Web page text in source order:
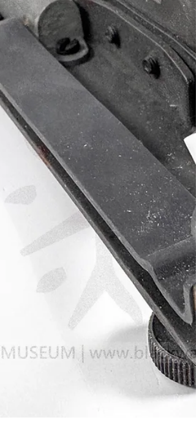
例可動人形（附Truppenfahrrad部隊自行車）
《Black Water Museum Collections | 黑水博物
館藏》 1. 基本資料 文物名稱：民國33年
（1944）法國戰區德意志國防軍二兵「迪特
（Dieter）1/6比例可動人形（附
部隊自行車） 英文名稱：WWII France 1944
— Wehrmacht Infantryman w/Bicycle (Schütze)
"Dieter", 1/6 Scale Fully Poseable 12" Action
Figure with Truppenfahrr